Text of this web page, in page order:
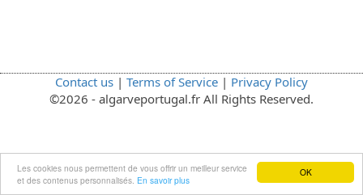
OK
Les cookies nous permettent de vous offrir un meilleur service
et des contenus personnalisés. En savoir plus
Contact us | Terms of Service | Privacy Policy
©2026 - algarveportugal.fr All Rights Reserved.